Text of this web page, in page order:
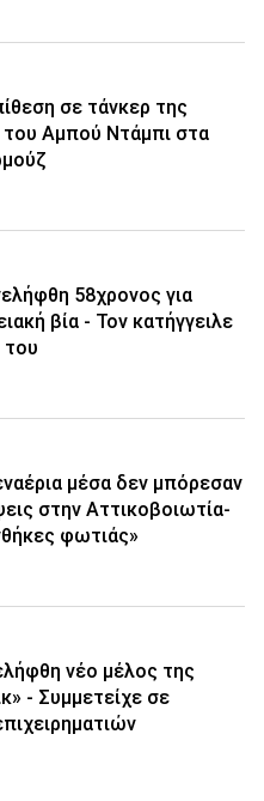
σε τάνκερ της
του Αμπού Ντάμπι στα
58χρονος για
βία - Τον κατήγγειλε
μέσα δεν μπόρεσαν
στην Αττικοβοιωτία-
φωτιάς»
νέο μέλος της
- Συμμετείχε σε